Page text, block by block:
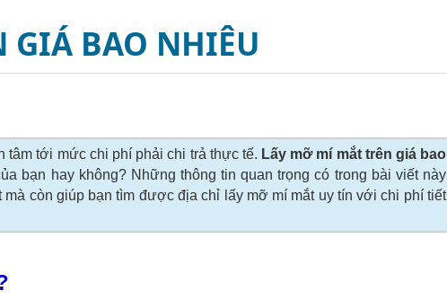
GIÁ BAO NHIÊU
tâm tới mức chi phí phải chi trả thực tế. Lấy mỡ mí mắt trên giá bao
bạn hay không? Những thông tin quan trọng có trong bài viết này
còn giúp bạn tìm được địa chỉ lấy mỡ mí mắt uy tín với chi phí tiết